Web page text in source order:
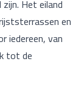
Het eiland
en
iedereen, van
tot de